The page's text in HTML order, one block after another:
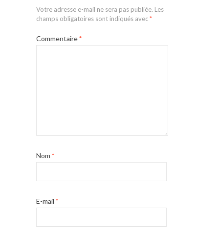
Votre adresse e-mail ne sera pas publiée. Les
champs obligatoires sont indiqués avec*
Commentaire*
Nom *
E-mail *